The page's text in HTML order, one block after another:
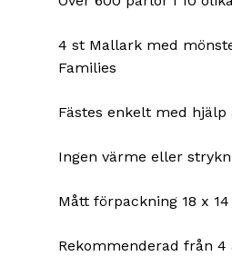
4 st Mallark med
Families
Fästes enkelt med hjälp
Ingen värme eller
Mått förpackning 18 x
Rekommenderad från 4